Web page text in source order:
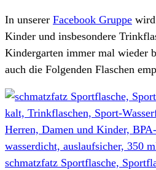
In unserer Facebook Gruppe wird
Kinder und insbesondere
Kindergarten immer mal wieder
auch die Folgenden Flaschen
schmatzfatz Sportflasche,